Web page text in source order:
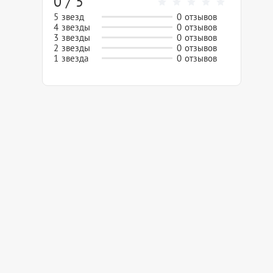
5 звезд
0 отзывов
4 звезды
0 отзывов
3 звезды
0 отзывов
2 звезды
0 отзывов
1 звезда
0 отзывов